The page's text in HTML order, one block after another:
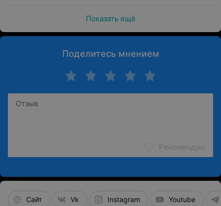
Показать ещё
Поделитесь мнением
Рекомендую
Сайт Vk Instagram Youtube